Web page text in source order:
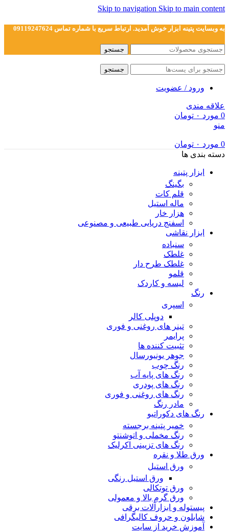
Skip to navigation Skip to main content
به وبسایت پتینه ابزار خوش آمدید. ارتباط سریع با شماره تماس 09119247624
جستجو
جستجو
ورود / عضویت
علاقه مندی
0 مورد ۰ تومان
منو
0 مورد ۰ تومان
دسته بندی ها
ابزار پتینه
بگینگ
قلم کات
ماله استیل
هزار خار
اسفنج دریایی طبیعی و مصنوعی
ابزار نقاشی
سنباده
غلطک
غلطک طرح دار
قلمو
لیسه و کاردک
رنگ
اسپری
دوپلی کالر
تینر های روغنی و فوری
پرایمر
تثبیت کننده ها
جوهر یونیورسال
رنگ چوب
رنگ‌ های پایه آب
رنگ های پودری
رنگ‌ های روغنی و فوری
مادر رنگ
رنگ های دکوراتیو
خمیر پتینه برجسته
رنگ مخملی و اتوشنتو
رنگ های تزیینی اکرلیک
ورق طلا و نقره
ورق استیل
ورق استیل رنگی
ورق توتکالی
ورق گرم بالا و معمولی
پیستوله و ابزارآلات برقی
شابلون و حروف کالیگرافی
آموزش خرید از سایت